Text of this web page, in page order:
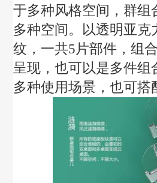
于多种风格空间，群
多种空间。以透明亚
纹，一共5片部件，组
呈现，也可以是多件
多种使用场景，也可搭